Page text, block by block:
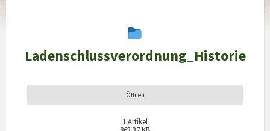
Ladenschlussverordnung_Historie
Öffnen
1 Artikel